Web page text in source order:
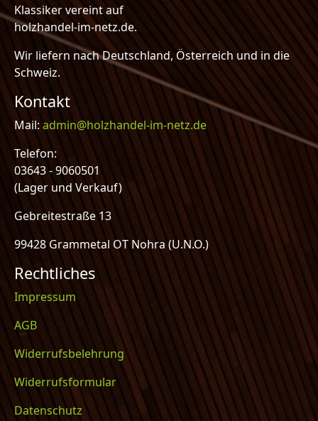
Klassiker vereint auf
holzhandel-im-netz.de.
Wir liefern nach Deutschland, Österreich und in die
Schweiz.
Kontakt
Mail: admin@holzhandel-im-netz.de
Telefon:
03643 - 9060501
(Lager und Verkauf)
Gebreitestraße 13
99428 Grammetal OT Nohra (U.N.O.)
Rechtliches
Impressum
AGB
Widerrufsbelehrung
Widerrufsformular
Datenschutz